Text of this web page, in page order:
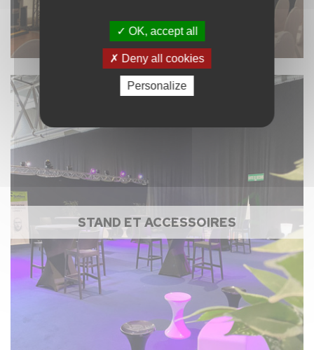
STAND ET ACCESSOIRES
OK, accept all
Deny all cookies
Personalize